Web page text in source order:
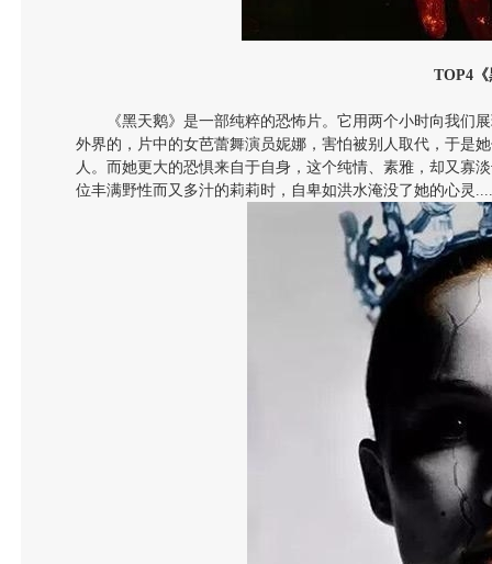
TOP4
《黑天鹅》是一部纯粹的恐怖片。它用两个小时向我们
外界的，片中的女芭蕾舞演员妮娜，害怕被别人取代，于是
人。而她更大的恐惧来自于自身，这个纯情、素雅，却又寡
位丰满野性而又多汁的莉莉时，自卑如洪水淹没了她的心灵